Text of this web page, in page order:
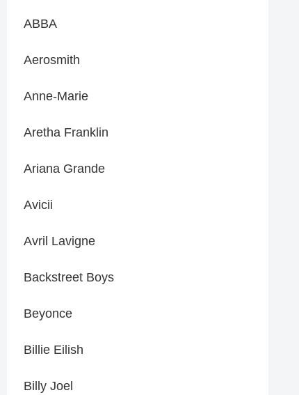
ABBA
Aerosmith
Anne-Marie
Aretha Franklin
Ariana Grande
Avicii
Avril Lavigne
Backstreet Boys
Beyonce
Billie Eilish
Billy Joel